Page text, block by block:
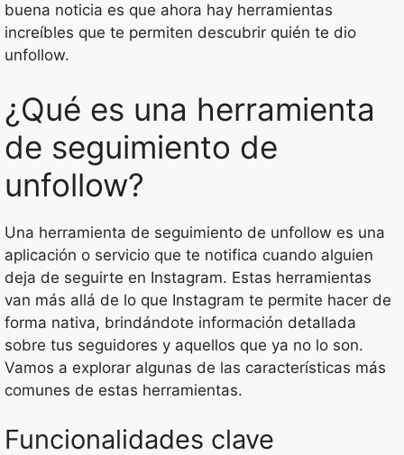
buena noticia es que ahora hay herramientas
increíbles que te permiten descubrir quién te dio
unfollow.
¿Qué es una herramienta
de seguimiento de
unfollow?
Una herramienta de seguimiento de unfollow es una
aplicación o servicio que te notifica cuando alguien
deja de seguirte en Instagram. Estas herramientas
van más allá de lo que Instagram te permite hacer de
forma nativa, brindándote información detallada
sobre tus seguidores y aquellos que ya no lo son.
Vamos a explorar algunas de las características más
comunes de estas herramientas.
Funcionalidades clave